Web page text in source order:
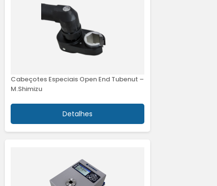
Cabeçotes Especiais Open End Tubenut –
M.Shimizu
Detalhes